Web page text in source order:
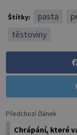
Štítky: pasta
těstoviny
Předchozí článek
Chrápání, které